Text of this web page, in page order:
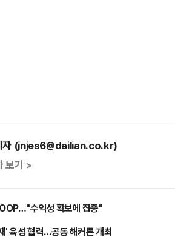
자 (jnjes6@dailian.co.kr)
보기 >
수익성 확보에 집중"
' 육성 협력…공동 해커톤 개최